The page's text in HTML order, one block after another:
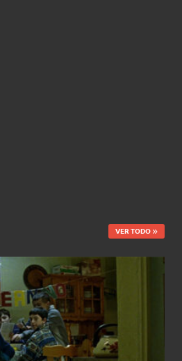
VER TODO